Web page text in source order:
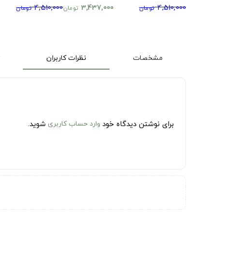
4,510,000 تومان 3,437,000 تومان4,510,000 تومان
مشخصات نظرات کاربران
برای نوشتن دیدگاه خود وارد حساب کاربری شوید.